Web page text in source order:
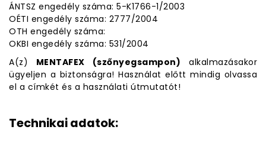
ÁNTSZ engedély száma: 5-K1766-1/2003
OÉTI engedély száma: 2777/2004
OTH engedély száma:
OKBI engedély száma: 531/2004
A(z) MENTAFEX (szőnyegsampon) alkalmazásakor
ügyeljen a biztonságra! Használat előtt mindig olvassa
el a címkét és a használati útmutatót!
Technikai adatok: